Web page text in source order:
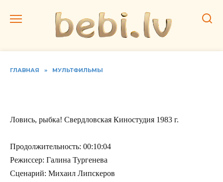
ГЛАВНАЯ » МУЛЬТФИЛЬМЫ
Ловись, рыбка! Свердловская Киностудия 1983 г.
Продолжительность: 00:10:04
Режиссер: Галина Тургенева
Сценарий: Михаил Липскеров